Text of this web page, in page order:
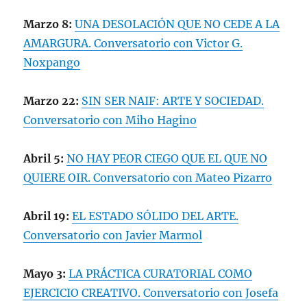
Marzo 8: UNA DESOLACIÓN QUE NO CEDE A LA
AMARGURA. Conversatorio con Victor G.
Noxpango
Marzo 22: SIN SER NAIF: ARTE Y SOCIEDAD.
Conversatorio con Miho Hagino
Abril 5: NO HAY PEOR CIEGO QUE EL QUE NO
QUIERE OIR. Conversatorio con Mateo Pizarro
Abril 19:EL ESTADO SÓLIDO DEL ARTE.
Conversatorio con Javier Marmol
Mayo 3: LA PRÁCTICA CURATORIAL COMO
EJERCICIO CREATIVO. Conversatorio con Josefa